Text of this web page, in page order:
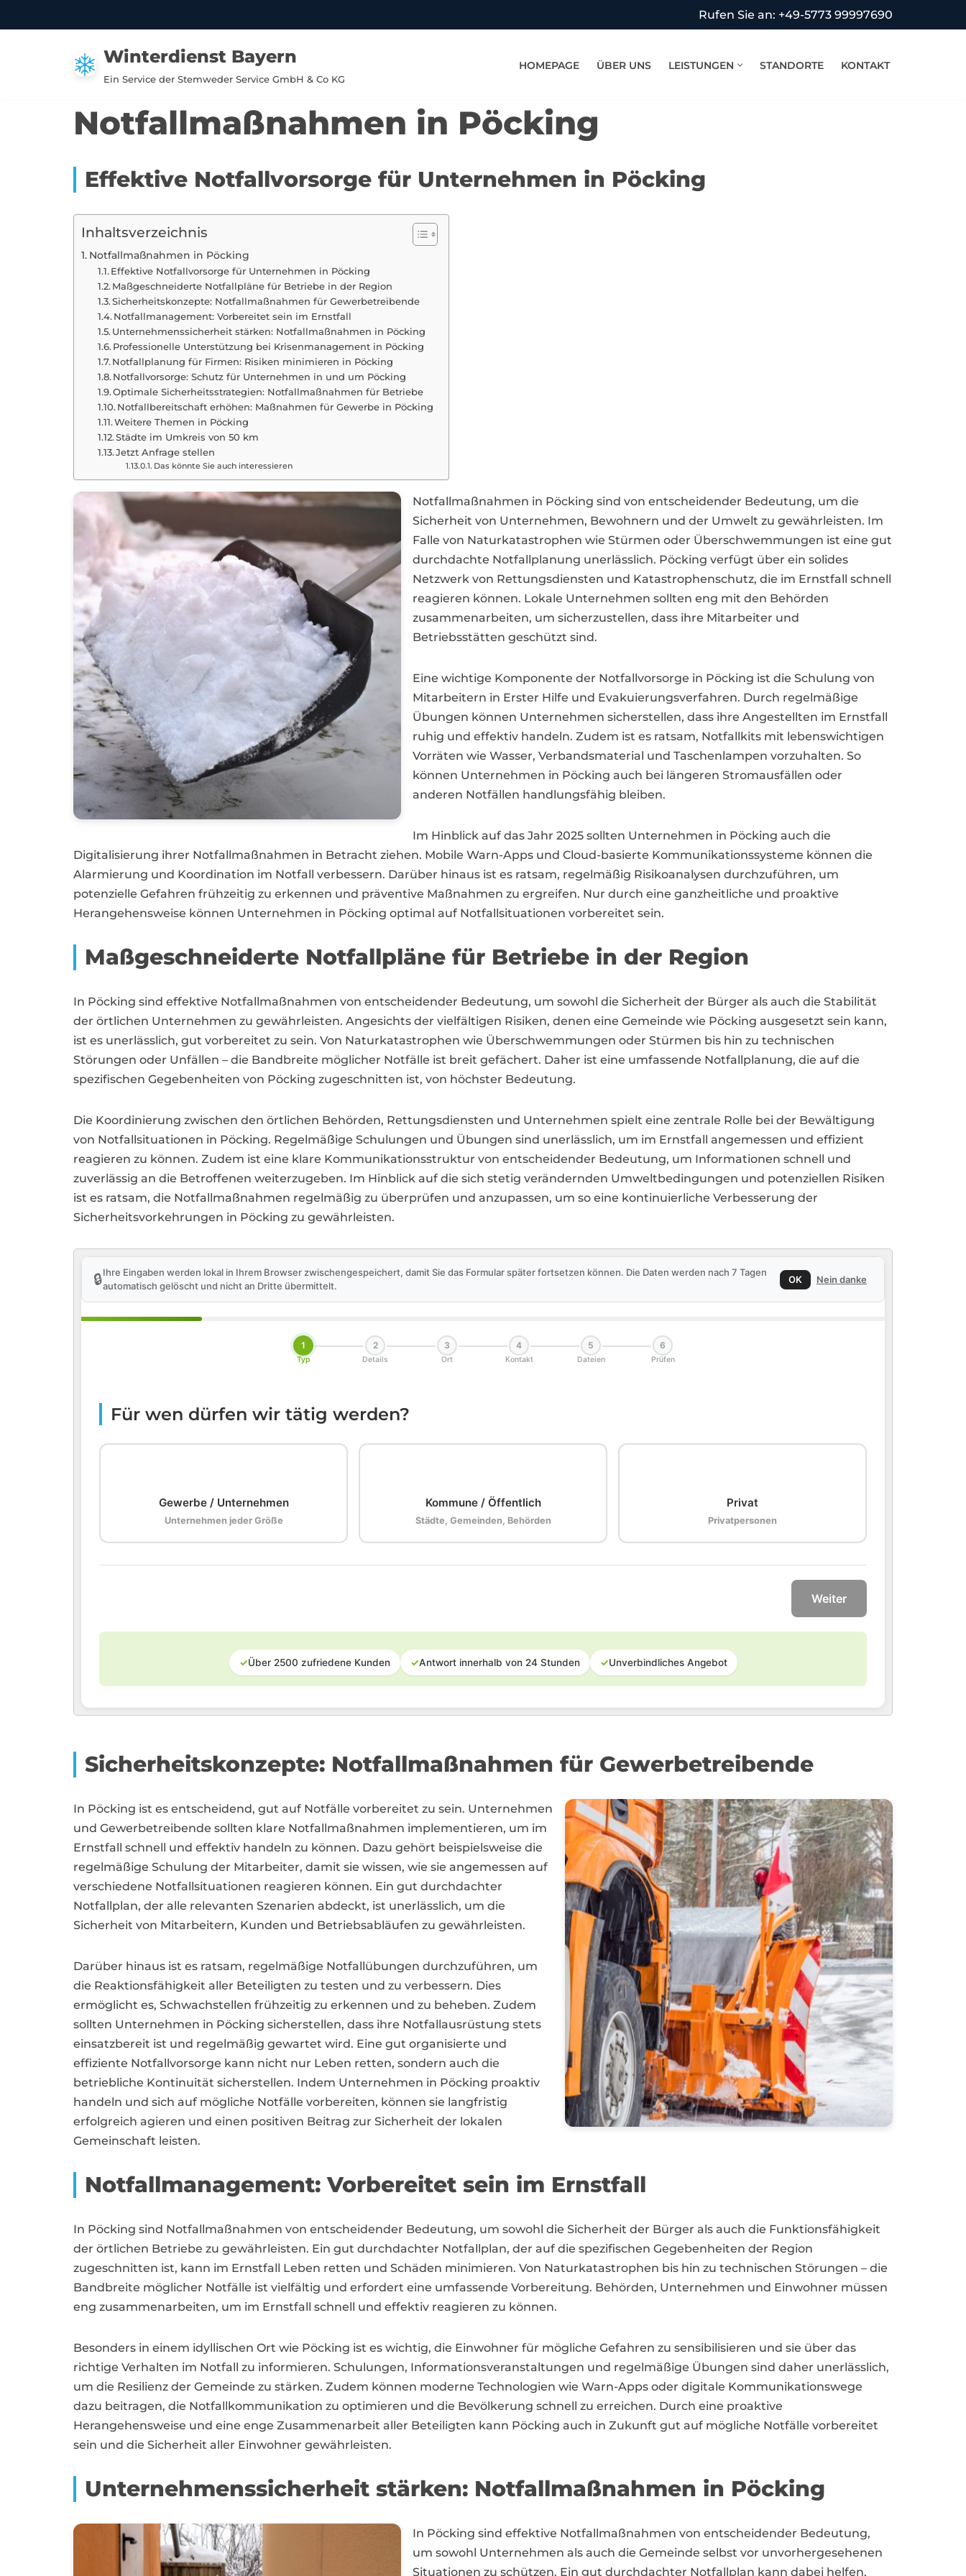
Rufen Sie an: +49-5773 99997690
Winterdienst Bayern
Ein Service der Stemweder Service GmbH & Co KG
HOMEPAGE ÜBER UNS LEISTUNGEN STANDORTE KONTAKT
Notfallmaßnahmen in Pöcking
Effektive Notfallvorsorge für Unternehmen in Pöcking
Inhaltsverzeichnis
Notfallmaßnahmen in Pöcking
Effektive Notfallvorsorge für Unternehmen in Pöcking
Maßgeschneiderte Notfallpläne für Betriebe in der Region
Sicherheitskonzepte: Notfallmaßnahmen für Gewerbetreibende
Notfallmanagement: Vorbereitet sein im Ernstfall
Unternehmenssicherheit stärken: Notfallmaßnahmen in Pöcking
Professionelle Unterstützung bei Krisenmanagement in Pöcking
Notfallplanung für Firmen: Risiken minimieren in Pöcking
Notfallvorsorge: Schutz für Unternehmen in und um Pöcking
Optimale Sicherheitsstrategien: Notfallmaßnahmen für Betriebe
Notfallbereitschaft erhöhen: Maßnahmen für Gewerbe in Pöcking
Weitere Themen in Pöcking
Städte im Umkreis von 50 km
Jetzt Anfrage stellen
Das könnte Sie auch interessieren
Notfallmaßnahmen in Pöcking sind von entscheidender Bedeutung, um die
Sicherheit von Unternehmen, Bewohnern und der Umwelt zu gewährleisten. Im
Falle von Naturkatastrophen wie Stürmen oder Überschwemmungen ist eine gut
durchdachte Notfallplanung unerlässlich. Pöcking verfügt über ein solides
Netzwerk von Rettungsdiensten und Katastrophenschutz, die im Ernstfall schnell
reagieren können. Lokale Unternehmen sollten eng mit den Behörden
zusammenarbeiten, um sicherzustellen, dass ihre Mitarbeiter und
Betriebsstätten geschützt sind.
Eine wichtige Komponente der Notfallvorsorge in Pöcking ist die Schulung von
Mitarbeitern in Erster Hilfe und Evakuierungsverfahren. Durch regelmäßige
Übungen können Unternehmen sicherstellen, dass ihre Angestellten im Ernstfall
ruhig und effektiv handeln. Zudem ist es ratsam, Notfallkits mit lebenswichtigen
Vorräten wie Wasser, Verbandsmaterial und Taschenlampen vorzuhalten. So
können Unternehmen in Pöcking auch bei längeren Stromausfällen oder
anderen Notfällen handlungsfähig bleiben.
Im Hinblick auf das Jahr 2025 sollten Unternehmen in Pöcking auch die
Digitalisierung ihrer Notfallmaßnahmen in Betracht ziehen. Mobile Warn-Apps und Cloud-basierte Kommunikationssysteme können die
Alarmierung und Koordination im Notfall verbessern. Darüber hinaus ist es ratsam, regelmäßig Risikoanalysen durchzuführen, um
potenzielle Gefahren frühzeitig zu erkennen und präventive Maßnahmen zu ergreifen. Nur durch eine ganzheitliche und proaktive
Herangehensweise können Unternehmen in Pöcking optimal auf Notfallsituationen vorbereitet sein.
Maßgeschneiderte Notfallpläne für Betriebe in der Region
In Pöcking sind effektive Notfallmaßnahmen von entscheidender Bedeutung, um sowohl die Sicherheit der Bürger als auch die Stabilität
der örtlichen Unternehmen zu gewährleisten. Angesichts der vielfältigen Risiken, denen eine Gemeinde wie Pöcking ausgesetzt sein kann,
ist es unerlässlich, gut vorbereitet zu sein. Von Naturkatastrophen wie Überschwemmungen oder Stürmen bis hin zu technischen
Störungen oder Unfällen – die Bandbreite möglicher Notfälle ist breit gefächert. Daher ist eine umfassende Notfallplanung, die auf die
spezifischen Gegebenheiten von Pöcking zugeschnitten ist, von höchster Bedeutung.
Die Koordinierung zwischen den örtlichen Behörden, Rettungsdiensten und Unternehmen spielt eine zentrale Rolle bei der Bewältigung
von Notfallsituationen in Pöcking. Regelmäßige Schulungen und Übungen sind unerlässlich, um im Ernstfall angemessen und effizient
reagieren zu können. Zudem ist eine klare Kommunikationsstruktur von entscheidender Bedeutung, um Informationen schnell und
zuverlässig an die Betroffenen weiterzugeben. Im Hinblick auf die sich stetig verändernden Umweltbedingungen und potenziellen Risiken
ist es ratsam, die Notfallmaßnahmen regelmäßig zu überprüfen und anzupassen, um so eine kontinuierliche Verbesserung der
Sicherheitsvorkehrungen in Pöcking zu gewährleisten.
🔒Ihre Eingaben werden lokal in Ihrem Browser zwischengespeichert, damit Sie das Formular später fortsetzen können. Die Daten werden nach 7 Tagen
automatisch gelöscht und nicht an Dritte übermittelt.
OK Nein danke
1
Typ
2
Details
3
Ort
4
Kontakt
5
Dateien
6
Prüfen
Für wen dürfen wir tätig werden?
Gewerbe / Unternehmen
Unternehmen jeder Größe
Kommune / Öffentlich
Städte, Gemeinden, Behörden
Privat
Privatpersonen
Weiter
✓Über 2500 zufriedene Kunden ✓Antwort innerhalb von 24 Stunden ✓Unverbindliches Angebot
Sicherheitskonzepte: Notfallmaßnahmen für Gewerbetreibende
In Pöcking ist es entscheidend, gut auf Notfälle vorbereitet zu sein. Unternehmen
und Gewerbetreibende sollten klare Notfallmaßnahmen implementieren, um im
Ernstfall schnell und effektiv handeln zu können. Dazu gehört beispielsweise die
regelmäßige Schulung der Mitarbeiter, damit sie wissen, wie sie angemessen auf
verschiedene Notfallsituationen reagieren können. Ein gut durchdachter
Notfallplan, der alle relevanten Szenarien abdeckt, ist unerlässlich, um die
Sicherheit von Mitarbeitern, Kunden und Betriebsabläufen zu gewährleisten.
Darüber hinaus ist es ratsam, regelmäßige Notfallübungen durchzuführen, um
die Reaktionsfähigkeit aller Beteiligten zu testen und zu verbessern. Dies
ermöglicht es, Schwachstellen frühzeitig zu erkennen und zu beheben. Zudem
sollten Unternehmen in Pöcking sicherstellen, dass ihre Notfallausrüstung stets
einsatzbereit ist und regelmäßig gewartet wird. Eine gut organisierte und
effiziente Notfallvorsorge kann nicht nur Leben retten, sondern auch die
betriebliche Kontinuität sicherstellen. Indem Unternehmen in Pöcking proaktiv
handeln und sich auf mögliche Notfälle vorbereiten, können sie langfristig
erfolgreich agieren und einen positiven Beitrag zur Sicherheit der lokalen
Gemeinschaft leisten.
Notfallmanagement: Vorbereitet sein im Ernstfall
In Pöcking sind Notfallmaßnahmen von entscheidender Bedeutung, um sowohl die Sicherheit der Bürger als auch die Funktionsfähigkeit
der örtlichen Betriebe zu gewährleisten. Ein gut durchdachter Notfallplan, der auf die spezifischen Gegebenheiten der Region
zugeschnitten ist, kann im Ernstfall Leben retten und Schäden minimieren. Von Naturkatastrophen bis hin zu technischen Störungen – die
Bandbreite möglicher Notfälle ist vielfältig und erfordert eine umfassende Vorbereitung. Behörden, Unternehmen und Einwohner müssen
eng zusammenarbeiten, um im Ernstfall schnell und effektiv reagieren zu können.
Besonders in einem idyllischen Ort wie Pöcking ist es wichtig, die Einwohner für mögliche Gefahren zu sensibilisieren und sie über das
richtige Verhalten im Notfall zu informieren. Schulungen, Informationsveranstaltungen und regelmäßige Übungen sind daher unerlässlich,
um die Resilienz der Gemeinde zu stärken. Zudem können moderne Technologien wie Warn-Apps oder digitale Kommunikationswege
dazu beitragen, die Notfallkommunikation zu optimieren und die Bevölkerung schnell zu erreichen. Durch eine proaktive
Herangehensweise und eine enge Zusammenarbeit aller Beteiligten kann Pöcking auch in Zukunft gut auf mögliche Notfälle vorbereitet
sein und die Sicherheit aller Einwohner gewährleisten.
Unternehmenssicherheit stärken: Notfallmaßnahmen in Pöcking
In Pöcking sind effektive Notfallmaßnahmen von entscheidender Bedeutung,
um sowohl Unternehmen als auch die Gemeinde selbst vor unvorhergesehenen
Situationen zu schützen. Ein gut durchdachter Notfallplan kann dabei helfen,